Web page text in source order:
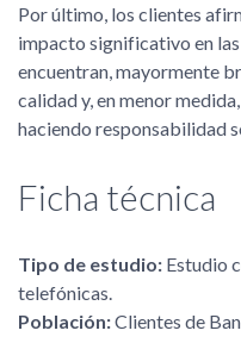
Por último, los clientes
impacto significativo en
encuentran, mayormente
calidad y, en menor
haciendo responsabilidad
Ficha técnica
Tipo de estudio: Estudio
telefónicas.
Población:Clientes de